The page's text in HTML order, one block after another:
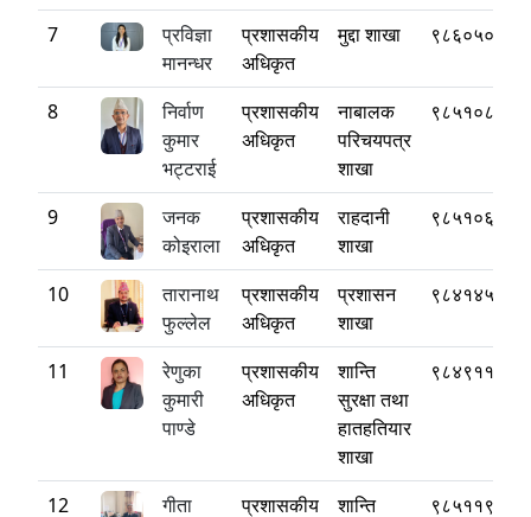
7
प्रविज्ञा
मानन्धर
प्रशासकीय
अधिकृत
मुद्दा शाखा
8
निर्वाण
कुमार
भट्टराई
प्रशासकीय
अधिकृत
नाबालक
परिचयपत्र
शाखा
9
जनक
कोइराला
प्रशासकीय
अधिकृत
राहदानी
शाखा
10
तारानाथ
फुल्लेल
प्रशासकीय
अधिकृत
प्रशासन
शाखा
11
रेणुका
कुमारी
पाण्डे
प्रशासकीय
अधिकृत
शान्ति
सुरक्षा तथा
हातहतियार
शाखा
12
गीता
प्रशासकीय
शान्ति